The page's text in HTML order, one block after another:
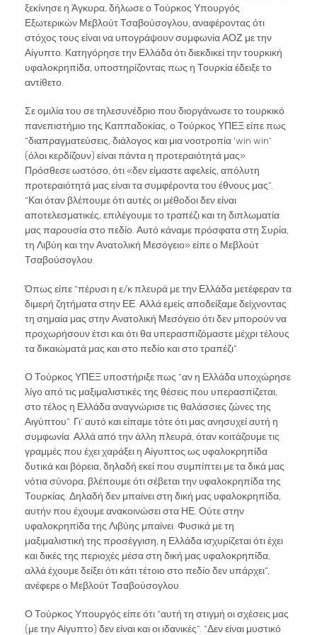
ξεκίνησε η Άγκυρα, δήλωσε ο Τούρκος Υπουργός
Εξωτερικών Μεβλούτ Τσαβούσογλου, αναφέροντας ότι
στόχος τους είναι να υπογράψουν συμφωνία ΑΟΖ με την
Αίγυπτο. Κατηγόρησε την Ελλάδα ότι διεκδικεί την τουρκική
υφαλοκρηπίδα, υποστηρίζοντας πως η Τουρκία έδειξε το
αντίθετο.
Σε ομιλία του σε τηλεσυνέδριο που διοργάνωσε το τουρκικό
πανεπιστήμιο της Καππαδοκίας, ο Τούρκος ΥΠΕΞ είπε πως
“διαπραγματεύσεις, διάλογος και μια νοοτροπία ‘win win’
(όλοι κερδίζουν) είναι πάντα η προτεραιότητά μας».
Πρόσθεσε ωστόσο, ότι «δεν είμαστε αφελείς, απόλυτη
προτεραιότητά μας είναι τα συμφέροντα του έθνους μας”.
“Και όταν βλέπουμε ότι αυτές οι μέθοδοι δεν είναι
αποτελεσματικές, επιλέγουμε το τραπέζι και τη διπλωματία
μας παρουσία στο πεδίο. Αυτό κάναμε πρόσφατα στη Συρία,
τη Λιβύη και την Ανατολική Μεσόγειο» είπε ο Μεβλούτ
Τσαβούσογλου.
Όπως είπε “πέρυσι η ε/κ πλευρά με την Ελλάδα μετέφεραν τα
διμερή ζητήματα στην ΕΕ. Αλλά εμείς αποδείξαμε δείχνοντας
τη σημαία μας στην Ανατολική Μεσόγειο ότι δεν μπορούν να
προχωρήσουν έτσι και ότι θα υπερασπιζόμαστε μέχρι τέλους
τα δικαιώματά μας και στο πεδίο και στο τραπέζι”.
Ο Τούρκος ΥΠΕΞ υποστήριξε πως “αν η Ελλάδα υποχώρησε
λίγο από τις μαξιμαλιστικές της θέσεις που υπερασπίζεται,
στο τέλος η Ελλάδα αναγνώρισε τις θαλάσσιες ζώνες της
Αιγύπτου”. Γι’ αυτό και είπαμε τότε ότι μας ανησυχεί αυτή η
συμφωνία. Αλλά από την άλλη πλευρά, όταν κοιτάζουμε τις
γραμμές που έχει χαράξει η Αίγυπτος ως υφαλοκρηπίδα
δυτικά και βόρεια, δηλαδή εκεί που συμπίπτει με τα δικά μας
νότια σύνορα, βλέπουμε ότι σέβεται την υφαλοκρηπίδα της
Τουρκίας. Δηλαδή δεν μπαίνει στη δική μας υφαλοκρηπίδα,
αυτήν που έχουμε ανακοινώσει στα ΗΕ. Ούτε στην
υφαλοκρηπίδα της Λιβύης μπαίνει. Φυσικά με τη
μαξιμαλιστική της προσέγγιση, η Ελλάδα ισχυρίζεται ότι έχει
και δικές της περιοχές μέσα στη δική μας υφαλοκρηπίδα,
αλλά έχουμε δείξει ότι κάτι τέτοιο στο πεδίο δεν υπάρχει”,
ανέφερε ο Μεβλούτ Τσαβούσογλου.
Ο Τούρκος Υπουργός είπε ότι “αυτή τη στιγμή οι σχέσεις μας
(με την Αίγυπτο) δεν είναι και οι ιδανικές”. “Δεν είναι μυστικό